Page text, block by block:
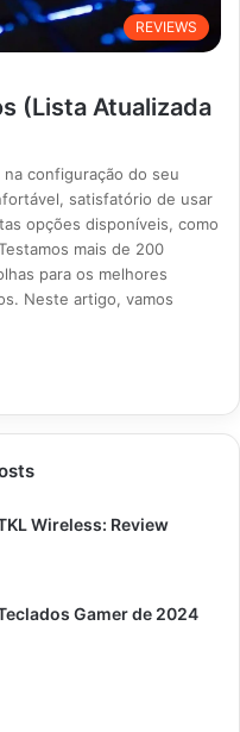
REVIEWS
(Lista Atualizada
configuração do seu
satisfatório de usar
opções disponíveis, como
mais de 200
para os melhores
Neste artigo, vamos
Wireless: Review
Gamer de 2024